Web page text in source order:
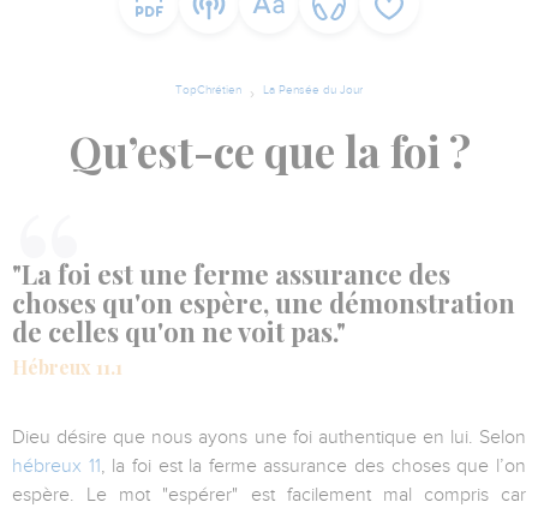
TopChrétien La Pensée du Jour
Qu’est-ce que la foi ?
"La foi est une ferme assurance des
choses qu'on espère, une démonstration
de celles qu'on ne voit pas."
Hébreux 11.1
Dieu désire que nous ayons une foi authentique en lui. Selon
hébreux 11, la foi est la ferme assurance des choses que l’on
espère. Le mot "espérer" est facilement mal compris car